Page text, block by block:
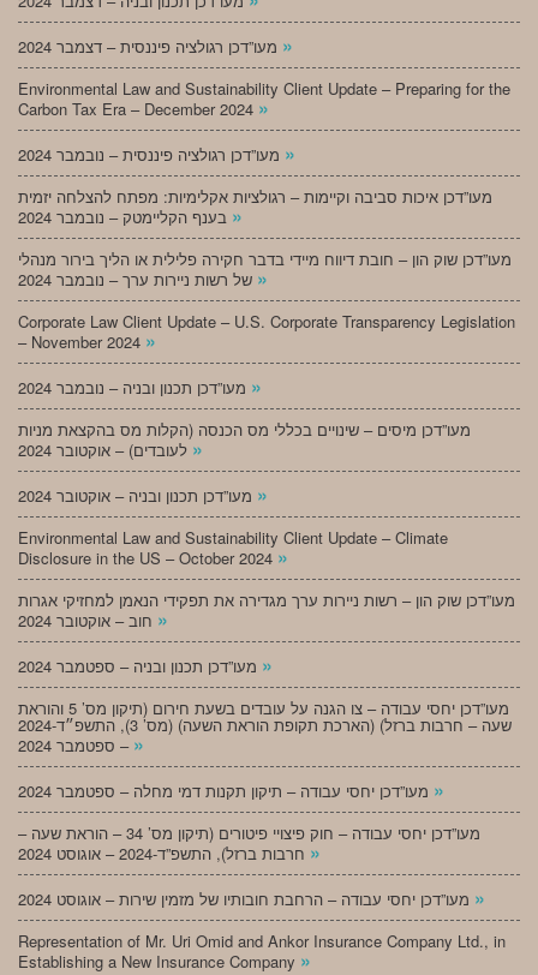
»
Environmental Law and Sustainability Client Update – Preparing for the
Carbon Tax Era – December 2024 »
»
מעו”דכן איכות סביבה וקיימות – רגולציות אקלימיות: מפתח להצלחה יזמית
»
מעו”דכן שוק הון – חובת דיווח מיידי בדבר חקירה פלילית או הליך בירור מנהלי
»
Corporate Law Client Update – U.S. Corporate Transparency Legislation
– November 2024 »
»
מעו”דכן מיסים – שינויים בכללי מס הכנסה (הקלות מס בהקצאת מניות
»
»
Environmental Law and Sustainability Client Update – Climate
Disclosure in the US – October 2024 »
מעו”דכן שוק הון – רשות ניירות ערך מגדירה את תפקידי הנאמן למחזיקי אגרות
»
»
מעו”דכן יחסי עבודה – צו הגנה על עובדים בשעת חירום (תיקון מס’ 5 והוראת
שעה – חרבות ברזל) (הארכת תקופת הוראת השעה) (מס’ 3), התשפ״ד-2024
– ספטמבר 2024 »
»
מעו”דכן יחסי עבודה – חוק פיצויי פיטורים (תיקון מס’ 34 – הוראת שעה –
»
»
Representation of Mr. Uri Omid and Ankor Insurance Company Ltd., in
Establishing a New Insurance Company »